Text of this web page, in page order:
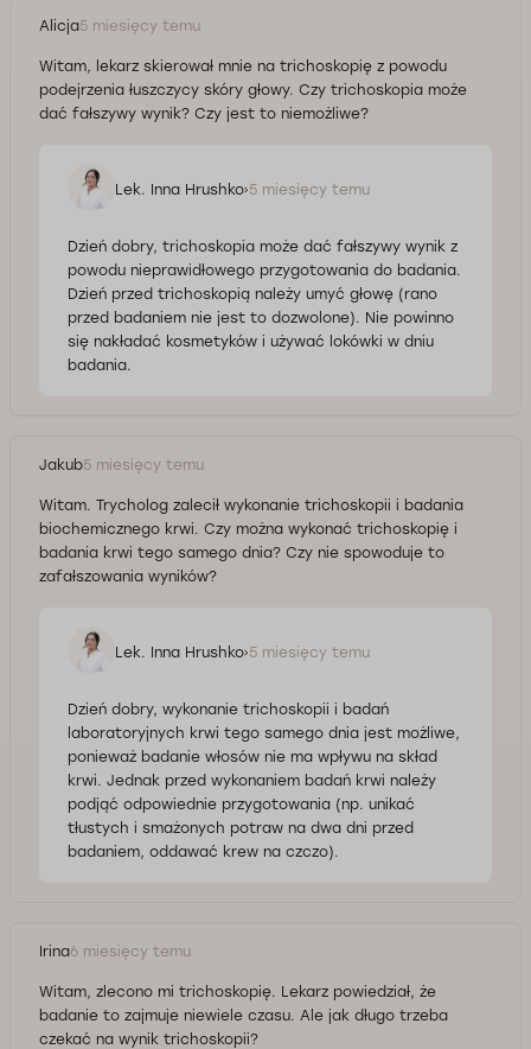
Alicja5 miesięcy temu
Witam, lekarz skierował mnie na trichoskopię z powodu
podejrzenia łuszczycy skóry głowy. Czy trichoskopia może
dać fałszywy wynik? Czy jest to niemożliwe?
Lek. Inna Hrushko 5 miesięcy temu
Dzień dobry, trichoskopia może dać fałszywy wynik z
powodu nieprawidłowego przygotowania do badania.
Dzień przed trichoskopią należy umyć głowę (rano
przed badaniem nie jest to dozwolone). Nie powinno
się nakładać kosmetyków i używać lokówki w dniu
badania.
Jakub5 miesięcy temu
Witam. Trycholog zalecił wykonanie trichoskopii i badania
biochemicznego krwi. Czy można wykonać trichoskopię i
badania krwi tego samego dnia? Czy nie spowoduje to
zafałszowania wyników?
Lek. Inna Hrushko 5 miesięcy temu
Dzień dobry, wykonanie trichoskopii i badań
laboratoryjnych krwi tego samego dnia jest możliwe,
ponieważ badanie włosów nie ma wpływu na skład
krwi. Jednak przed wykonaniem badań krwi należy
podjąć odpowiednie przygotowania (np. unikać
tłustych i smażonych potraw na dwa dni przed
badaniem, oddawać krew na czczo).
Irina6 miesięcy temu
Witam, zlecono mi trichoskopię. Lekarz powiedział, że
badanie to zajmuje niewiele czasu. Ale jak długo trzeba
czekać na wynik trichoskopii?